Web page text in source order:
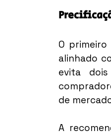
O
alinhado
evita
de
A